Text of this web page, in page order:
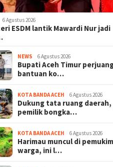
6 Agustus 2026
ESDM lantik Mawardi Nur jadi
NEWS 6 Agustus 2026
Bupati Aceh Timur
bantuan ko…
KOTA BANDA ACEH 6 Agustus 2026
Dukung tata ruang daerah,
pemilik bongka…
KOTA BANDA ACEH 6 Agustus 2026
Harimau muncul di
warga, ini l…